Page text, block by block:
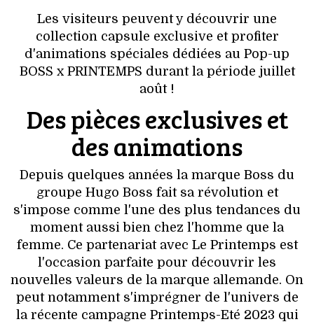
JEUNES CRÉATEURS
HISTOIRE DES MARQUES
DÉCO
VOYAGES & LOISIRS
Les visiteurs peuvent y découvrir une
collection capsule exclusive et profiter
d'animations spéciales dédiées au Pop-up
BOSS x PRINTEMPS durant la période juillet
août !
Des pièces exclusives et
des animations
Depuis quelques années la marque Boss du
groupe Hugo Boss fait sa révolution et
s'impose comme l'une des plus tendances du
moment aussi bien chez l'homme que la
femme. Ce partenariat avec Le Printemps est
l'occasion parfaite pour découvrir les
nouvelles valeurs de la marque allemande. On
peut notamment s'imprégner de l'univers de
la récente campagne Printemps-Eté 2023 qui